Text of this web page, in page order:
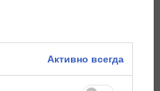
Активно всегда